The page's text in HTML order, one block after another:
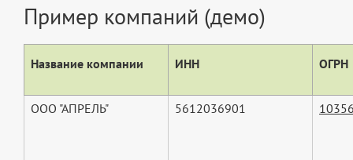
Пример компаний (демо)
Название компании ИНН ОГРН
ООО "АПРЕЛЬ" 5612036901